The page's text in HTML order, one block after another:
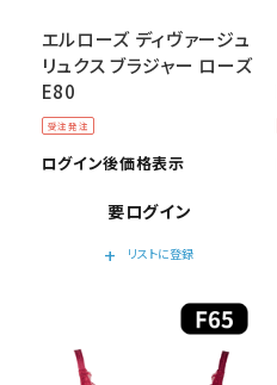
受注発注
エルローズ ディヴァージュ
リュクス ブラジャー ローズ
E80
ログイン後価格表示
要ログイン
add
リストに登録